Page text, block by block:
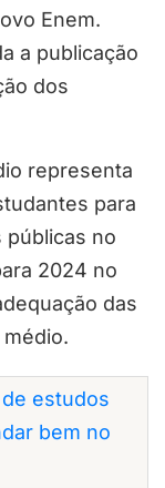
Enem.
a publicação
dos
representa
para
no
2024 no
das
médio.
estudos
bem no